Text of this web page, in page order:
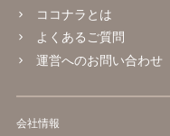
ココナラとは
よくあるご質問
運営へのお問い合わせ
会社情報